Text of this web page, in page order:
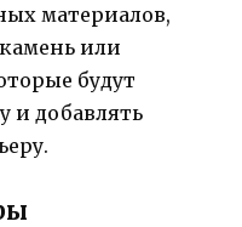
материалов,
или
будут
и добавлять